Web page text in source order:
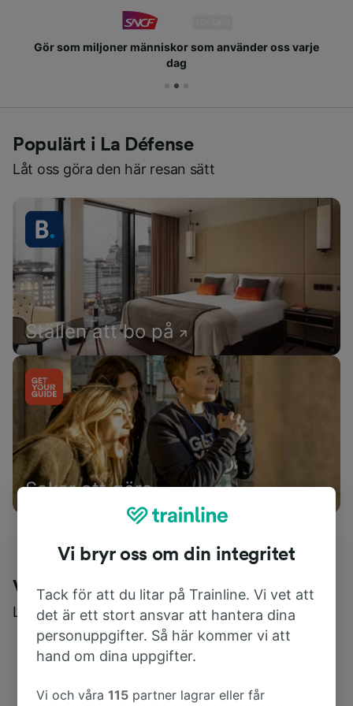
Gör som miljoner människor som använder oss varje
dag
Populärt i La Défense
Låt oss göra den här resan sätt
Ställen att bo på
Saker att göra
Vad kunderna säger om Trainline
Läs riktiga recensioner från riktiga användare
Vi bryr oss om din integritet
Tack för att du litar på Trainline. Vi vet att
det är ett stort ansvar att hantera dina
personuppgifter. Så här kommer vi att
hand om dina uppgifter.
Vi och våra115 partner lagrar eller får